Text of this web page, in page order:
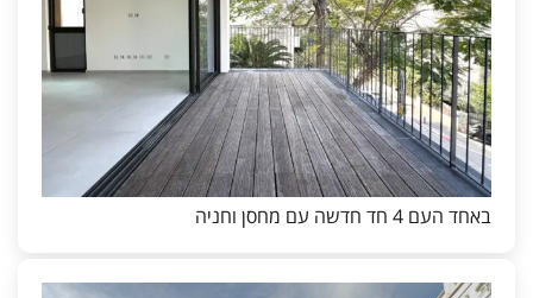
באחד העם 4 חד חדשה עם מחסן וחניה